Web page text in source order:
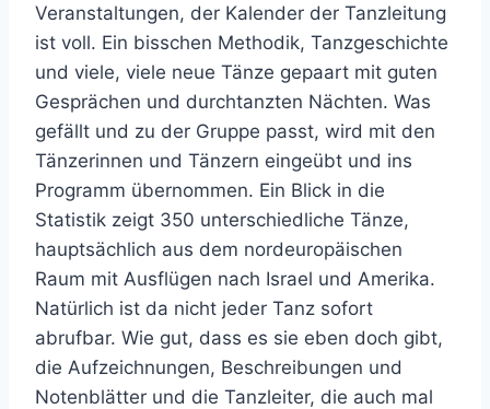
Veranstaltungen, der Kalender der Tanzleitung
ist voll. Ein bisschen Methodik, Tanzgeschichte
und viele, viele neue Tänze gepaart mit guten
Gesprächen und durchtanzten Nächten. Was
gefällt und zu der Gruppe passt, wird mit den
Tänzerinnen und Tänzern eingeübt und ins
Programm übernommen. Ein Blick in die
Statistik zeigt 350 unterschiedliche Tänze,
hauptsächlich aus dem nordeuropäischen
Raum mit Ausflügen nach Israel und Amerika.
Natürlich ist da nicht jeder Tanz sofort
abrufbar. Wie gut, dass es sie eben doch gibt,
die Aufzeichnungen, Beschreibungen und
Notenblätter und die Tanzleiter, die auch mal